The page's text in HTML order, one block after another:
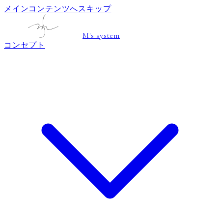
メインコンテンツへスキップ
M's system
コンセプト